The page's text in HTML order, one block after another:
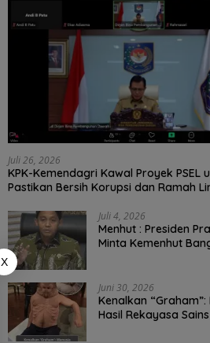
Juli 26, 2026
KPK-Kemendagri Kawal Proyek PSEL
Pastikan Bersih Korupsi dan Ramah
Juli 4, 2026
Menhut : Presiden
Minta Kemenhut
Juni 30, 2026
Kenalkan “Graham”:
Hasil Rekayasa
X